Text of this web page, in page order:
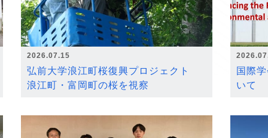
2026.07.15
弘前大学浪江町桜復興プロジェクト
浪江町・富岡町の桜を視察
国際
いて